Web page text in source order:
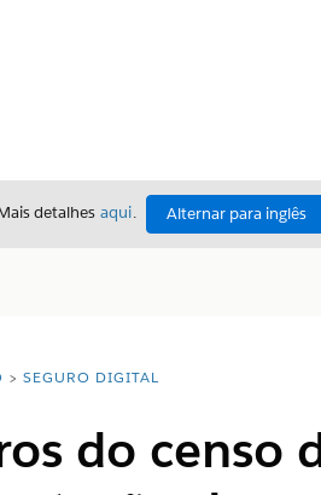
detalhes aqui. Alternar para inglês
SEGURO DIGITAL
do censo